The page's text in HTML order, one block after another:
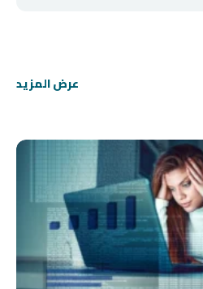
عرض المزيد